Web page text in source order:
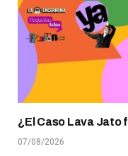
¿El Caso Lava Jato
07/08/2026